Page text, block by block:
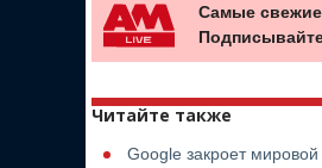
Самые
Читайте также
Google закроет